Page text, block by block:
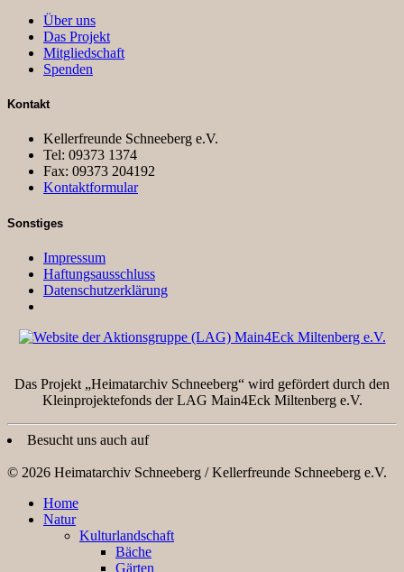
Über uns
Das Projekt
Mitgliedschaft
Spenden
Kontakt
Kellerfreunde Schneeberg e.V.
Tel: 09373 1374
Fax: 09373 204192
Kontaktformular
Sonstiges
Impressum
Haftungsausschluss
Datenschutzerklärung
Das Projekt „Heimatarchiv Schneeberg“ wird gefördert durch den
Kleinprojektefonds der LAG Main4Eck Miltenberg e.V.
Besucht uns auch auf
© 2026 Heimatarchiv Schneeberg / Kellerfreunde Schneeberg e.V.
Home
Natur
Kulturlandschaft
Bäche
Gärten